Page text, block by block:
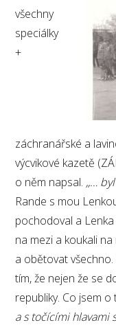
všechny
speciálky
+
záchranářské a
výcvikové kazetě
o něm napsal. ,,…
Rande s mou
pochodoval a
na mezi a koukali
a obětovat
tím, že nejen že se
republiky. Co jsem o
a s točícími hlavami